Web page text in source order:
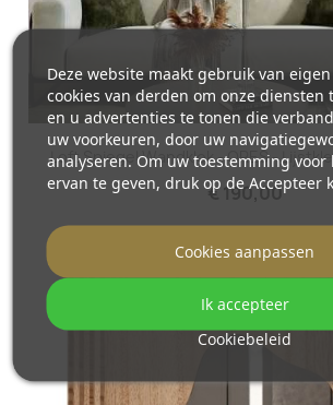
Loft Spiegel Wandklok - ORES -
€ 190,00
Deze website maakt gebruik van
cookies van derden om onze diensten
en u advertenties te tonen die
uw voorkeuren, door uw
analyseren. Om uw toestemming
ervan te geven, druk op de Accepteer
Cookiebeleid
Cookies aanpassen
Ik accepteer